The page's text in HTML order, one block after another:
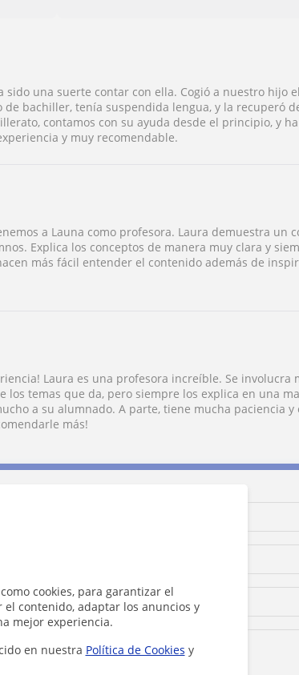
cookies, para garantizar el
contenido, adaptar los anuncios y
mejor experiencia.
en nuestra Política de Cookies y
sido una suerte contar con ella. Cogió a nuestro hijo
bachiller, tenía suspendida lengua, y la recuperó
contamos con su ayuda desde el principio, y
y muy recomendable.
a Launa como profesora. Laura demuestra un
Explica los conceptos de manera muy clara y
más fácil entender el contenido además de
resultados académicos han sido muy buenos y lo
enganche con la asignatura. La recomiendo 100%
Laura es una profesora increíble. Se involucra
los temas que da, pero siempre los explica en una
a su alumnado. A parte, tiene mucha paciencia y
más!